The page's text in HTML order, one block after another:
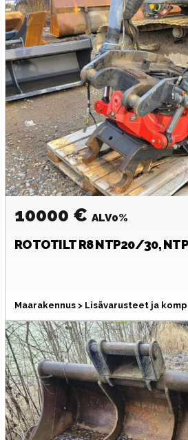
10000 € ALV0%
ROTOTILT R8 NTP20/30,
Maarakennus > Lisävarusteet ja